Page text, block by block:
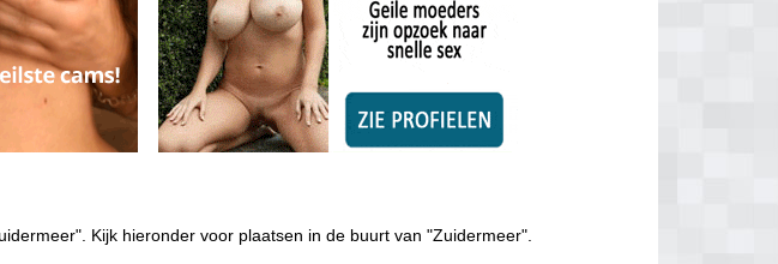
Kijk hieronder voor plaatsen in de buurt van "Zuidermeer".